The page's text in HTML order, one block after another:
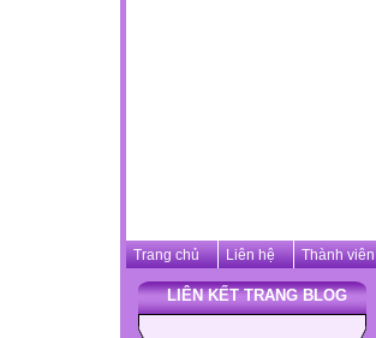
Trang chủ Liên hệ Thành viên
LIÊN KẾT TRANG BLOG